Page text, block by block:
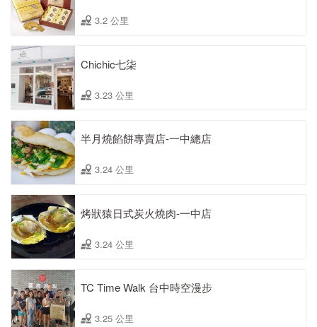
3.2 公里
Chichic七柒
3.23 公里
半月燒餡餅專賣店-一中總店
3.24 公里
烤狀猿日式炭火燒肉-一中店
3.24 公里
TC Time Walk 台中時空漫步
3.25 公里